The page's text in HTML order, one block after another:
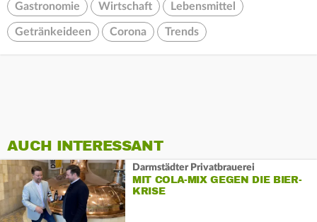
Gastronomie Wirtschaft Lebensmittel
Getränkeideen Corona Trends
AUCH INTERESSANT
Darmstädter Privatbrauerei
MIT COLA-MIX GEGEN DIE BIER-
KRISE